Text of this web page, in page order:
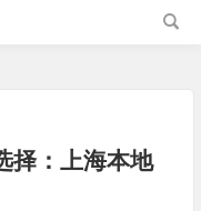
择：上海本地